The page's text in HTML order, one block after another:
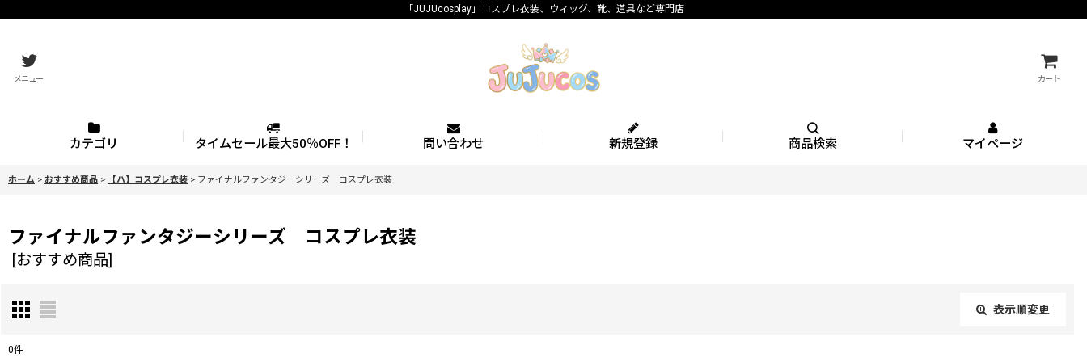
「JUJUcosplay」コスプレ衣装、ウィッグ、靴、道具など専門店
メニュー カート
カテゴリ タイムセール最大50％OFF！ 問い合わせ 新規登録 商品検索 マイページ
ホーム > おすすめ商品 > 【ハ】コスプレ衣装 > ファイナルファンタジーシリーズ コスプレ衣装
ファイナルファンタジーシリーズ コスプレ衣装
[おすすめ商品]
表示順変更
0件